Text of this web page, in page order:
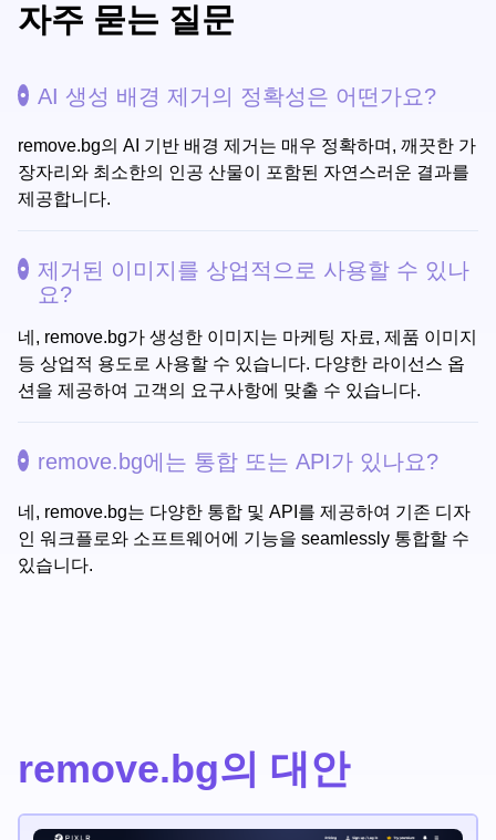
자주 묻는 질문
AI 생성 배경 제거의 정확성은 어떤가요?
remove.bg의 AI 기반 배경 제거는 매우 정확하며, 깨끗한 가
장자리와 최소한의 인공 산물이 포함된 자연스러운 결과를
제공합니다.
제거된 이미지를 상업적으로 사용할 수 있나
요?
네, remove.bg가 생성한 이미지는 마케팅 자료, 제품 이미지
등 상업적 용도로 사용할 수 있습니다. 다양한 라이선스 옵
션을 제공하여 고객의 요구사항에 맞출 수 있습니다.
remove.bg에는 통합 또는 API가 있나요?
네, remove.bg는 다양한 통합 및 API를 제공하여 기존 디자
인 워크플로와 소프트웨어에 기능을 seamlessly 통합할 수
있습니다.
remove.bg의 대안